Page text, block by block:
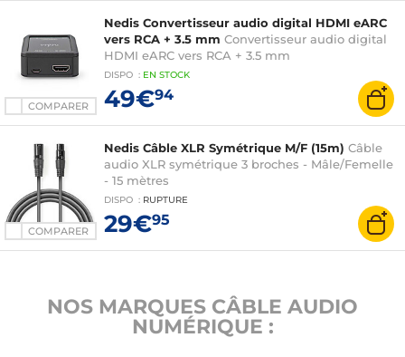
COMPARER
Nedis Convertisseur audio digital HDMI eARC
vers RCA + 3.5 mm Convertisseur audio digital
HDMI eARC vers RCA + 3.5 mm
DISPO : EN STOCK
49€94
COMPARER
Nedis Câble XLR Symétrique M/F (15m) Câble
audio XLR symétrique 3 broches - Mâle/Femelle
- 15 mètres
DISPO : RUPTURE
29€95
NOS MARQUES CÂBLE AUDIO
NUMÉRIQUE :